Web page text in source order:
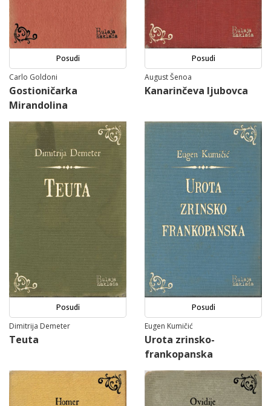
Posudi
Carlo Goldoni
Gostioničarka
Mirandolina
Posudi
August Šenoa
Kanarinčeva ljubovca
Posudi
Dimitrija Demeter
Teuta
Posudi
Eugen Kumičić
Urota zrinsko-
frankopanska